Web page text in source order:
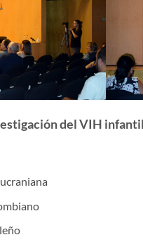
del VIH